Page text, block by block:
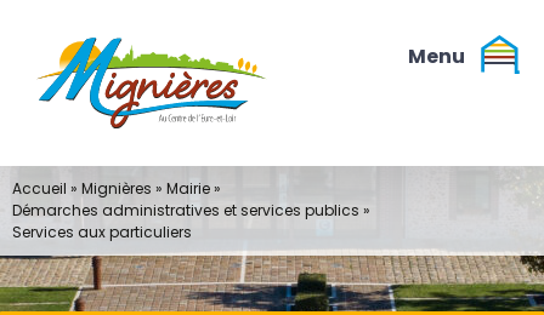
contenu
Accueil » Mignières » Mairie»
Démarches administratives et services publics »
Services aux particuliers